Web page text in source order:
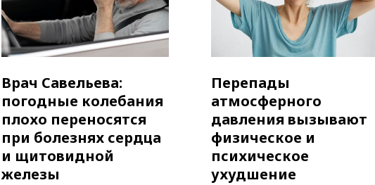
Врач Савельева:
погодные колебания
плохо переносятся
при болезнях сердца
и щитовидной
железы
Перепады
атмосферного
давления вызывают
физическое и
психическое
ухудшение